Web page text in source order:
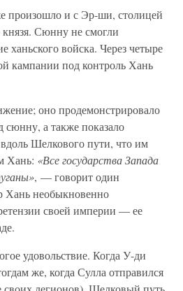
произошло и с Эр-ши, столицей
князя. Сюнну не смогли
ханьского войска. Через четыре
кампании под контроль Хань
оно продемонстрировало
сюнну, а также показало
вдоль Шелкового пути, что им
Хань: «Все государства Запада
, — говорит один
Хань необыкновенно
своей империи — ее
удовольствие. Когда У-ди
же, когда Сулла отправился